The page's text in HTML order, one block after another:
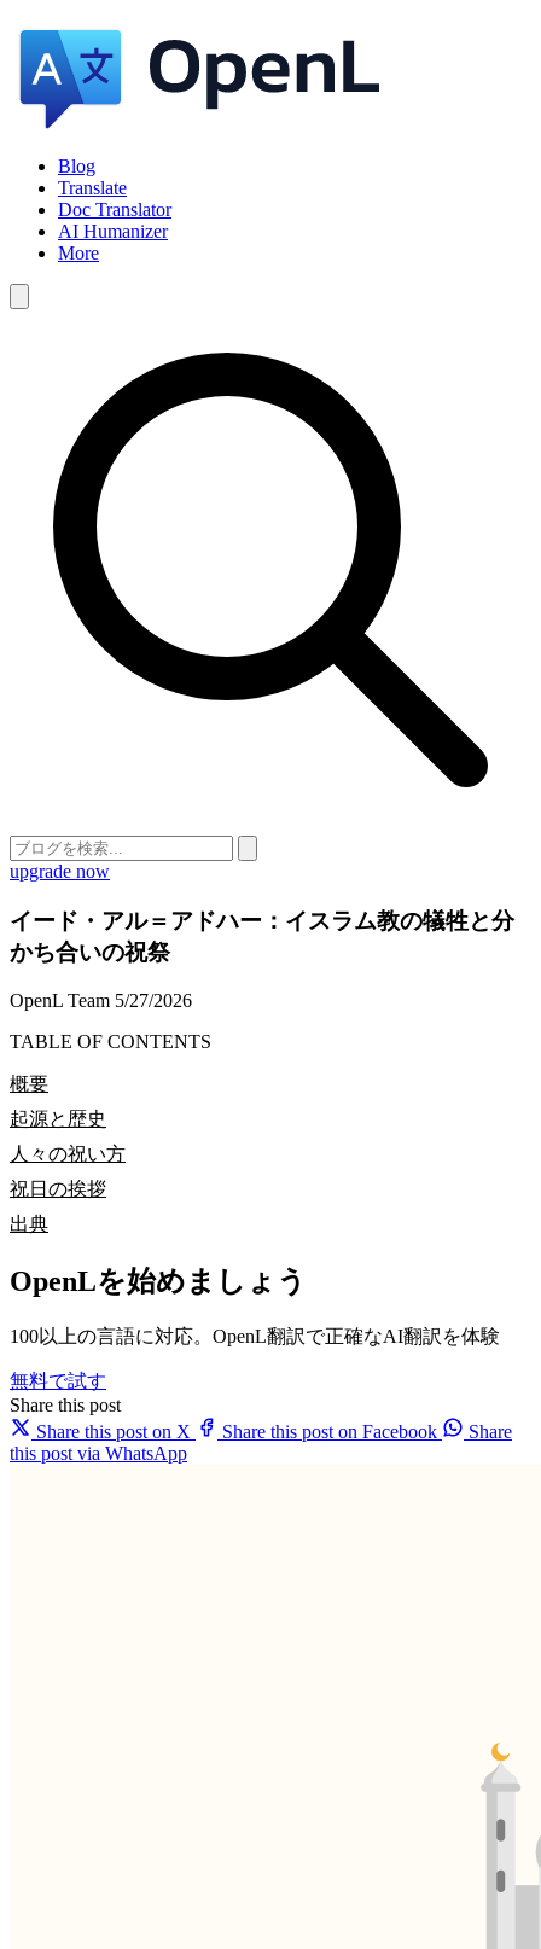
Blog
Translate
Doc Translator
AI Humanizer
More
upgrade now
イード・アル＝アドハー：イスラム教の犠牲と分
かち合いの祝祭
OpenL Team 5/27/2026
TABLE OF CONTENTS
概要
起源と歴史
人々の祝い方
祝日の挨拶
出典
OpenLを始めましょう
100以上の言語に対応。OpenL翻訳で正確なAI翻訳を体験
無料で試す
Share this post
Share this post on X
Share this post on Facebook
Share
this post via WhatsApp